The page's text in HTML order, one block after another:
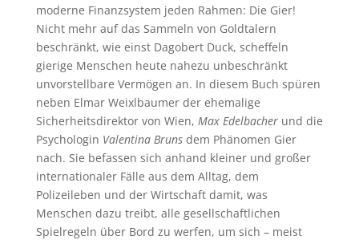
moderne Finanzsystem jeden Rahmen: Die Gier!
Nicht mehr auf das Sammeln von Goldtalern
beschränkt, wie einst Dagobert Duck, scheffeln
gierige Menschen heute nahezu unbeschränkt
unvorstellbare Vermögen an. In diesem Buch spüren
neben Elmar Weixlbaumer der ehemalige
Sicherheitsdirektor von Wien, Max Edelbacherund die
Psychologin Valentina Brunsdem Phänomen Gier
nach. Sie befassen sich anhand kleiner und großer
internationaler Fälle aus dem Alltag, dem
Polizeileben und der Wirtschaft damit, was
Menschen dazu treibt, alle gesellschaftlichen
Spielregeln über Bord zu werfen, um sich – meist